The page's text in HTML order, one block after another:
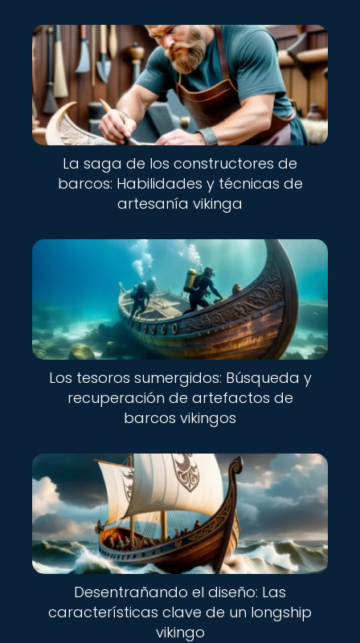
La saga de los constructores de
barcos: Habilidades y técnicas de
artesanía vikinga
Los tesoros sumergidos: Búsqueda y
recuperación de artefactos de
barcos vikingos
Desentrañando el diseño: Las
características clave de un longship
vikingo